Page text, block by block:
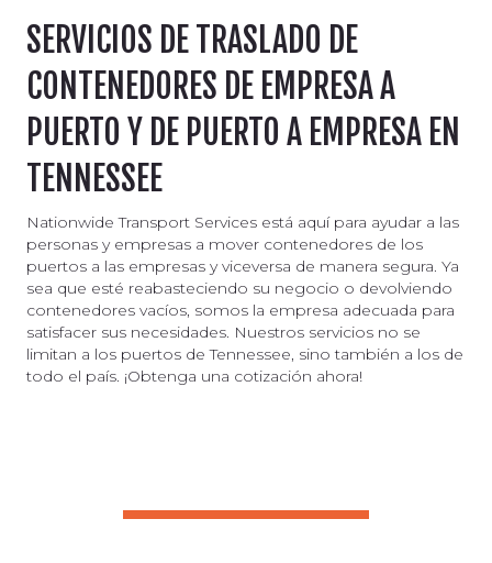
SERVICIOS DE TRASLADO DE
CONTENEDORES DE EMPRESA A
PUERTO Y DE PUERTO A EMPRESA EN
TENNESSEE
Nationwide Transport Services está aquí para ayudar a las
personas y empresas a mover contenedores de los
puertos a las empresas y viceversa de manera segura. Ya
sea que esté reabasteciendo su negocio o devolviendo
contenedores vacíos, somos la empresa adecuada para
satisfacer sus necesidades. Nuestros servicios no se
limitan a los puertos de Tennessee, sino también a los de
todo el país. ¡Obtenga una cotización ahora!